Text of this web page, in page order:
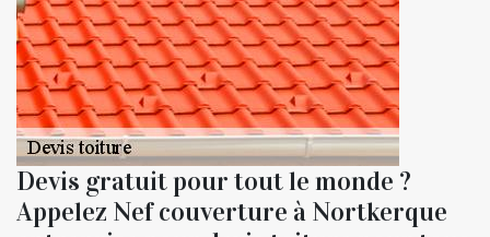
Devis gratuit pour tout le monde ?
Appelez Nef couverture à Nortkerque